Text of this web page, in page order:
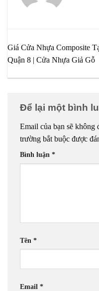
Giá Cửa Nhựa Composite
Quận 8 | Cửa Nhựa Giả Gỗ
Để lại một bình
Email của bạn sẽ không
trường bắt buộc được
Bình luận *
Tên *
Email *